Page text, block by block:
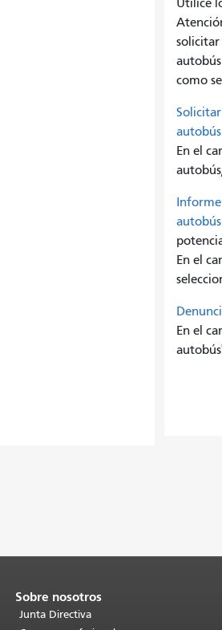
Utilice
como
En el
autobús
En el
En el
Sobre nosotros
Junta Directiva